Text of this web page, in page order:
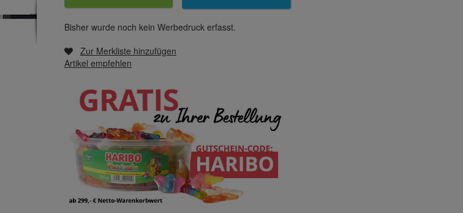
Bisher wurde noch kein Werbedruck erfasst.
Zur Merkliste hinzufügen
Artikel empfehlen